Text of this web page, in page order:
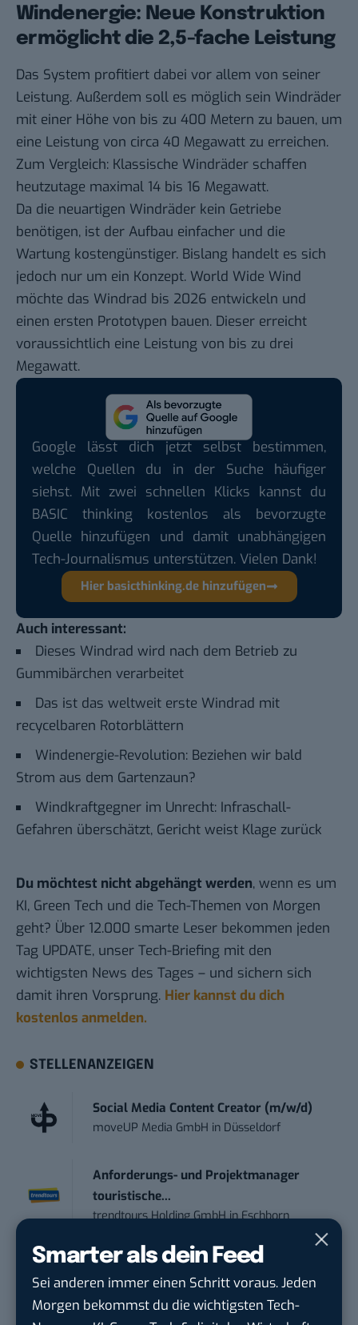
Smarter als dein Feed
Sei anderen immer einen Schritt voraus. Jeden
Morgen bekommst du die wichtigsten Tech-
Windenergie: Neue Konstruktion
ermöglicht die 2,5-fache Leistung
Das System profitiert dabei vor allem von seiner
Leistung. Außerdem soll es möglich sein Windräder
mit einer Höhe von bis zu 400 Metern zu bauen, um
eine Leistung von circa 40 Megawatt zu erreichen.
Zum Vergleich: Klassische Windräder schaffen
heutzutage maximal 14 bis 16 Megawatt.
Da die neuartigen Windräder kein Getriebe
benötigen, ist der Aufbau einfacher und die
Wartung kostengünstiger. Bislang handelt es sich
jedoch nur um ein Konzept. World Wide Wind
möchte das Windrad bis 2026 entwickeln und
einen ersten Prototypen bauen. Dieser erreicht
voraussichtlich eine Leistung von bis zu drei
Megawatt.
Google lässt dich jetzt selbst bestimmen,
welche Quellen du in der Suche häufiger
siehst. Mit zwei schnellen Klicks kannst du
BASIC thinking kostenlos als bevorzugte
Quelle hinzufügen und damit unabhängigen
Tech-Journalismus unterstützen. Vielen Dank!
Hier basicthinking.de hinzufügen
Auch interessant:
Dieses Windrad wird nach dem Betrieb zu
Gummibärchen verarbeitet
Das ist das weltweit erste Windrad mit
recycelbaren Rotorblättern
Windenergie-Revolution: Beziehen wir bald
Strom aus dem Gartenzaun?
Windkraftgegner im Unrecht: Infraschall-
Gefahren überschätzt, Gericht weist Klage zurück
Du möchtest nicht abgehängt werden, wenn es um
KI, Green Tech und die Tech-Themen von Morgen
geht? Über 12.000 smarte Leser bekommen jeden
Tag UPDATE, unser Tech-Briefing mit den
wichtigsten News des Tages – und sichern sich
damit ihren Vorsprung. Hier kannst du dich
kostenlos anmelden.
STELLENANZEIGEN
Social Media Content Creator (m/w/d)
moveUP Media GmbH in Düsseldorf
Anforderungs- und Projektmanager
touristische...
trendtours Holding GmbHinEschborn
Contentmanager (m/w/d) in Teilzeit (25-
30 Std.)
TECVIA Media GmbHinMünchen